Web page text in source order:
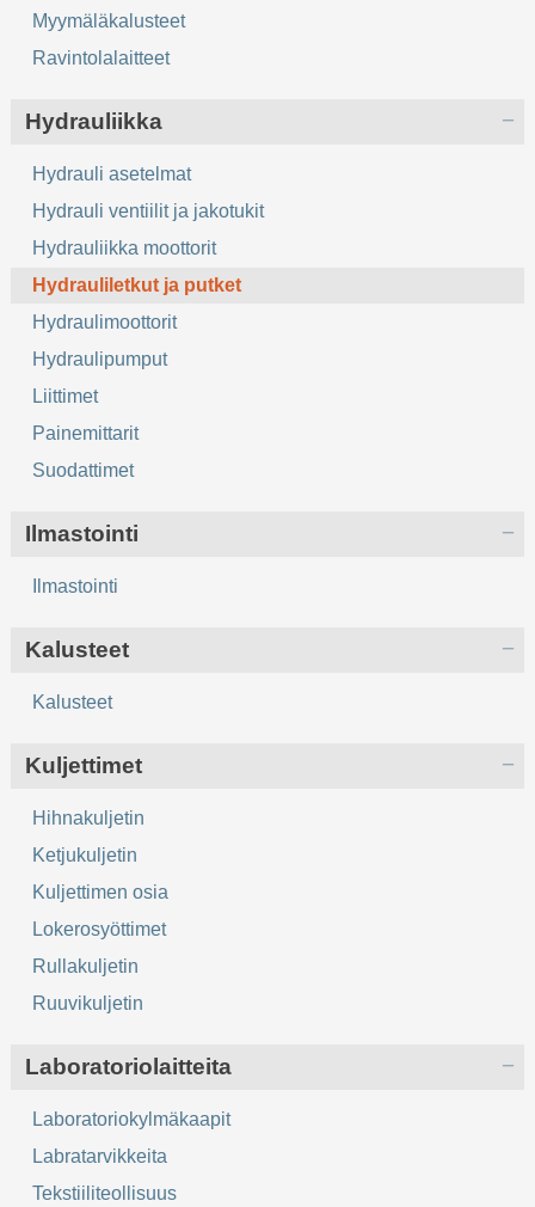
Myymäläkalusteet
Ravintolalaitteet
Hydrauliikka
Hydrauli asetelmat
Hydrauli ventiilit ja jakotukit
Hydrauliikka moottorit
Hydrauliletkut ja putket
Hydraulimoottorit
Hydraulipumput
Liittimet
Painemittarit
Suodattimet
Ilmastointi
Ilmastointi
Kalusteet
Kalusteet
Kuljettimet
Hihnakuljetin
Ketjukuljetin
Kuljettimen osia
Lokerosyöttimet
Rullakuljetin
Ruuvikuljetin
Laboratoriolaitteita
Laboratoriokylmäkaapit
Labratarvikkeita
Tekstiiliteollisuus